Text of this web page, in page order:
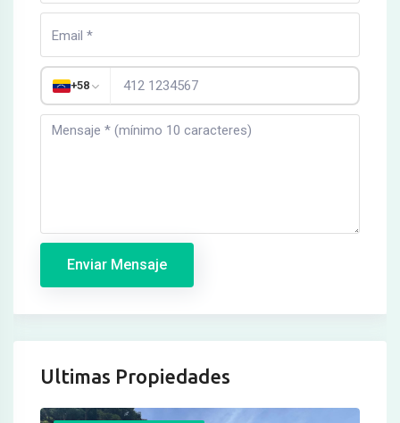
+58
Enviar Mensaje
Ultimas Propiedades